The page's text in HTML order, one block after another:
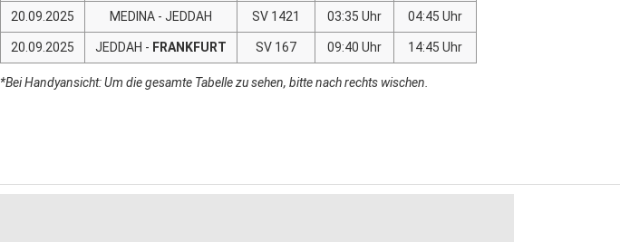
20.09.2025 MEDINA - JEDDAH SV 1421 03:35 Uhr 04:45 Uhr
20.09.2025 JEDDAH - FRANKFURT SV 167 09:40 Uhr 14:45 Uhr
*Bei Handyansicht: Um die gesamte Tabelle zu sehen, bitte nach rechts wischen.